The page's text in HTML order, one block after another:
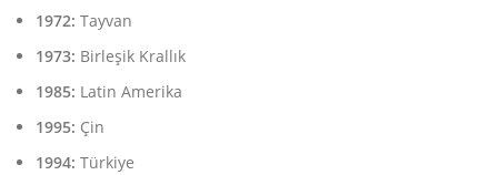
1972: Tayvan
1973: Birleşik Krallık
1985: Latin Amerika
1995: Çin
1994: Türkiye